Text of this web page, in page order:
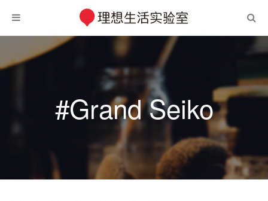
#Grand Seiko